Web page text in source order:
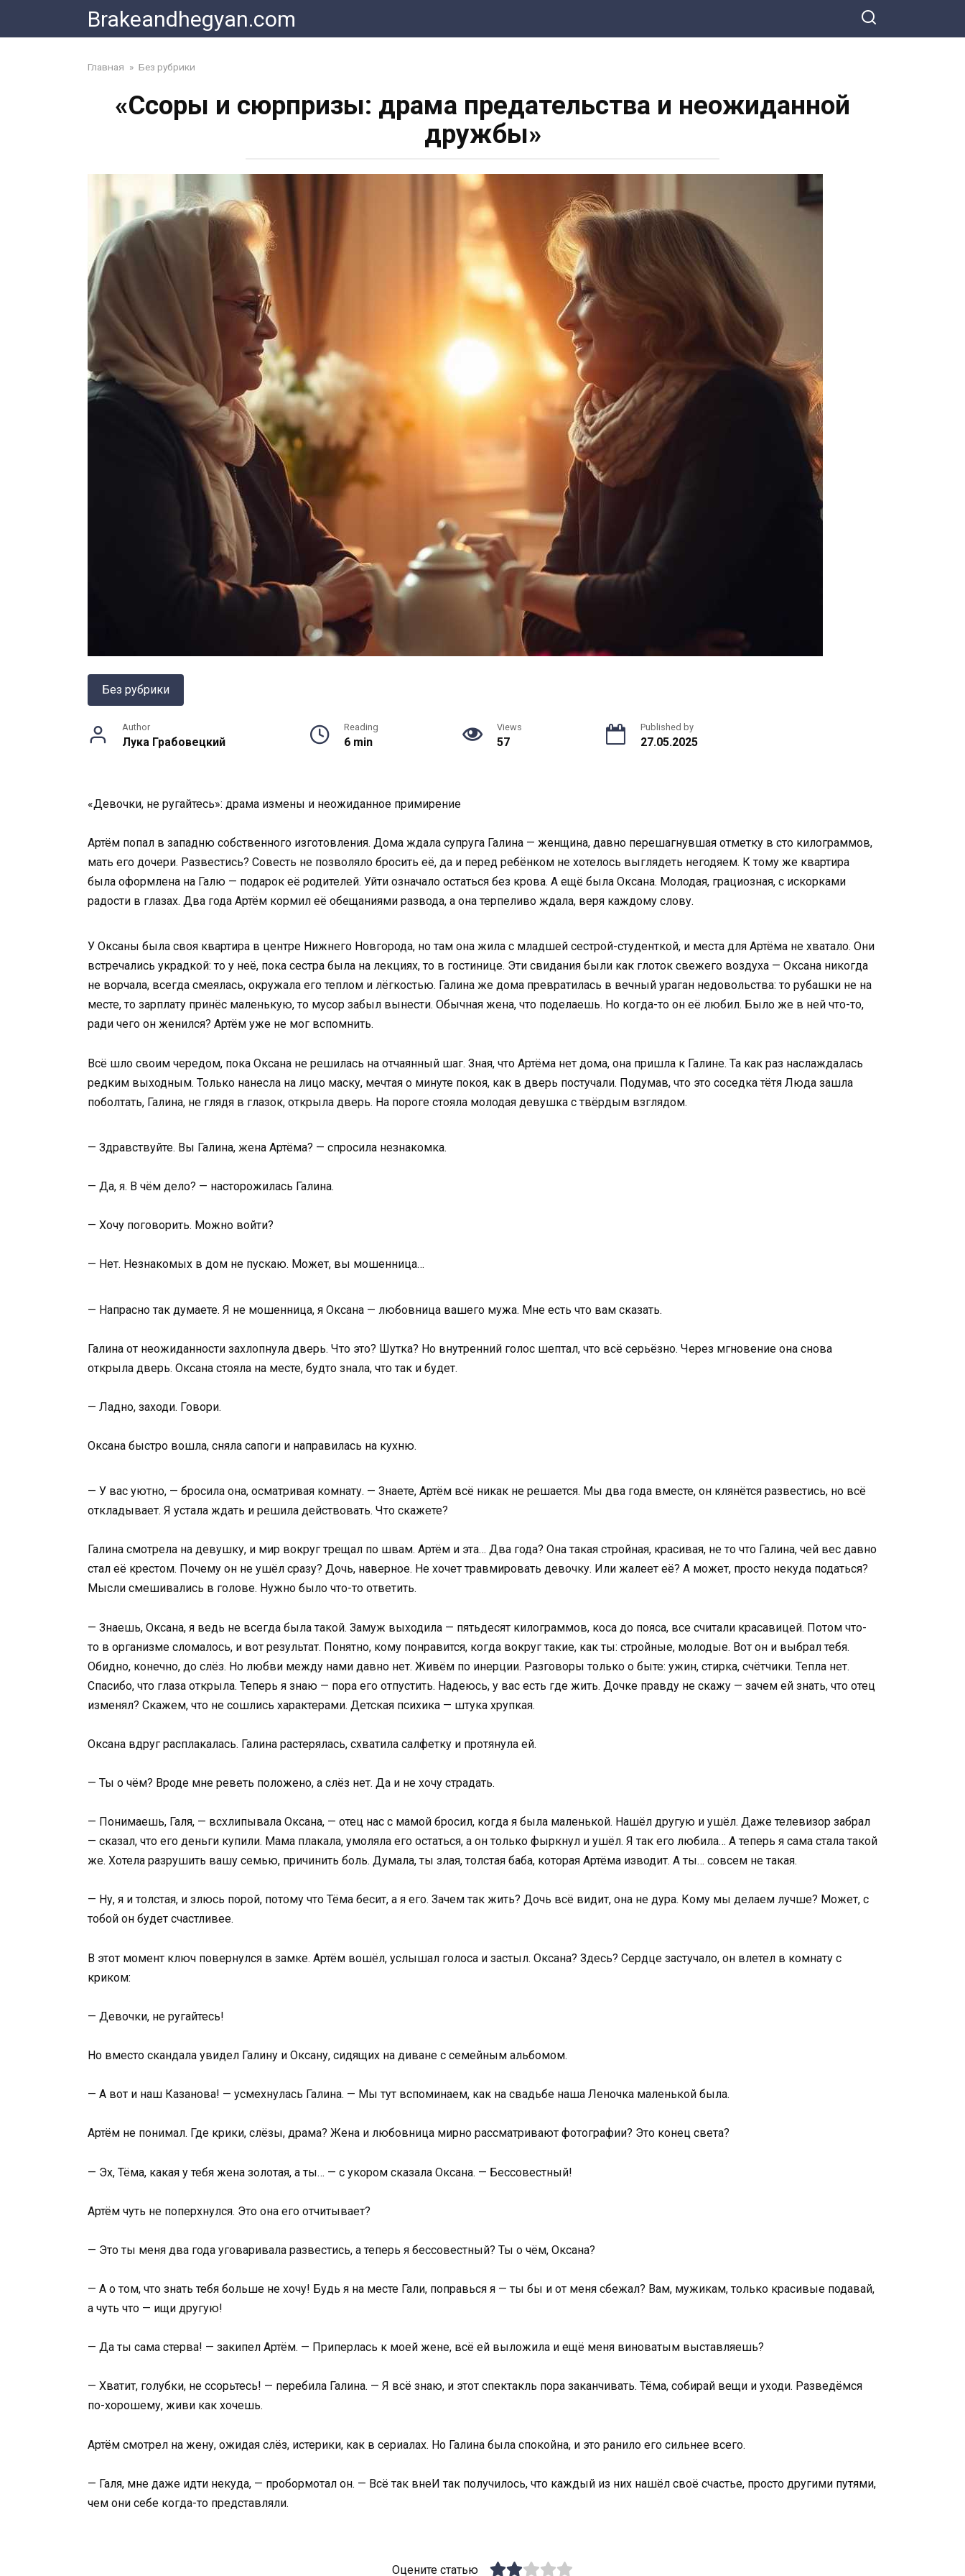
content
Brakeandhegyan.com
Главная » Без рубрики
«Ссоры и сюрпризы: драма предательства и неожиданной
дружбы»
Без рубрики
Author
Лука Грабовецкий
Reading
6 min
Views
57
Published by
27.05.2025
«Девочки, не ругайтесь»: драма измены и неожиданное примирение
Артём попал в западню собственного изготовления. Дома ждала супруга Галина — женщина, давно перешагнувшая отметку в сто килограммов,
мать его дочери. Развестись? Совесть не позволяло бросить её, да и перед ребёнком не хотелось выглядеть негодяем. К тому же квартира
была оформлена на Галю — подарок её родителей. Уйти означало остаться без крова. А ещё была Оксана. Молодая, грациозная, с искорками
радости в глазах. Два года Артём кормил её обещаниями развода, а она терпеливо ждала, веря каждому слову.
У Оксаны была своя квартира в центре Нижнего Новгорода, но там она жила с младшей сестрой-студенткой, и места для Артёма не хватало. Они
встречались украдкой: то у неё, пока сестра была на лекциях, то в гостинице. Эти свидания были как глоток свежего воздуха — Оксана никогда
не ворчала, всегда смеялась, окружала его теплом и лёгкостью. Галина же дома превратилась в вечный ураган недовольства: то рубашки не на
месте, то зарплату принёс маленькую, то мусор забыл вынести. Обычная жена, что поделаешь. Но когда-то он её любил. Было же в ней что-то,
ради чего он женился? Артём уже не мог вспомнить.
Всё шло своим чередом, пока Оксана не решилась на отчаянный шаг. Зная, что Артёма нет дома, она пришла к Галине. Та как раз наслаждалась
редким выходным. Только нанесла на лицо маску, мечтая о минуте покоя, как в дверь постучали. Подумав, что это соседка тётя Люда зашла
поболтать, Галина, не глядя в глазок, открыла дверь. На пороге стояла молодая девушка с твёрдым взглядом.
— Здравствуйте. Вы Галина, жена Артёма? — спросила незнакомка.
— Да, я. В чём дело? — насторожилась Галина.
— Хочу поговорить. Можно войти?
— Нет. Незнакомых в дом не пускаю. Может, вы мошенница…
— Напрасно так думаете. Я не мошенница, я Оксана — любовница вашего мужа. Мне есть что вам сказать.
Галина от неожиданности захлопнула дверь. Что это? Шутка? Но внутренний голос шептал, что всё серьёзно. Через мгновение она снова
открыла дверь. Оксана стояла на месте, будто знала, что так и будет.
— Ладно, заходи. Говори.
Оксана быстро вошла, сняла сапоги и направилась на кухню.
— У вас уютно, — бросила она, осматривая комнату. — Знаете, Артём всё никак не решается. Мы два года вместе, он клянётся развестись, но всё
откладывает. Я устала ждать и решила действовать. Что скажете?
Галина смотрела на девушку, и мир вокруг трещал по швам. Артём и эта… Два года? Она такая стройная, красивая, не то что Галина, чей вес давно
стал её крестом. Почему он не ушёл сразу? Дочь, наверное. Не хочет травмировать девочку. Или жалеет её? А может, просто некуда податься?
Мысли смешивались в голове. Нужно было что-то ответить.
— Знаешь, Оксана, я ведь не всегда была такой. Замуж выходила — пятьдесят килограммов, коса до пояса, все считали красавицей. Потом что-
то в организме сломалось, и вот результат. Понятно, кому понравится, когда вокруг такие, как ты: стройные, молодые. Вот он и выбрал тебя.
Обидно, конечно, до слёз. Но любви между нами давно нет. Живём по инерции. Разговоры только о быте: ужин, стирка, счётчики. Тепла нет.
Спасибо, что глаза открыла. Теперь я знаю — пора его отпустить. Надеюсь, у вас есть где жить. Дочке правду не скажу — зачем ей знать, что отец
изменял? Скажем, что не сошлись характерами. Детская психика — штука хрупкая.
Оксана вдруг расплакалась. Галина растерялась, схватила салфетку и протянула ей.
— Ты о чём? Вроде мне реветь положено, а слёз нет. Да и не хочу страдать.
— Понимаешь, Галя, — всхлипывала Оксана, — отец нас с мамой бросил, когда я была маленькой. Нашёл другую и ушёл. Даже телевизор забрал
— сказал, что его деньги купили. Мама плакала, умоляла его остаться, а он только фыркнул и ушёл. Я так его любила… А теперь я сама стала такой
же. Хотела разрушить вашу семью, причинить боль. Думала, ты злая, толстая баба, которая Артёма изводит. А ты… совсем не такая.
— Ну, я и толстая, и злюсь порой, потому что Тёма бесит, а я его. Зачем так жить? Дочь всё видит, она не дура. Кому мы делаем лучше? Может, с
тобой он будет счастливее.
В этот момент ключ повернулся в замке. Артём вошёл, услышал голоса и застыл. Оксана? Здесь? Сердце застучало, он влетел в комнату с
криком:
— Девочки, не ругайтесь!
Но вместо скандала увидел Галину и Оксану, сидящих на диване с семейным альбомом.
— А вот и наш Казанова! — усмехнулась Галина. — Мы тут вспоминаем, как на свадьбе наша Леночка маленькой была.
Артём не понимал. Где крики, слёзы, драма? Жена и любовница мирно рассматривают фотографии? Это конец света?
— Эх, Тёма, какая у тебя жена золотая, а ты… — с укором сказала Оксана. — Бессовестный!
Артём чуть не поперхнулся. Это она его отчитывает?
— Это ты меня два года уговаривала развестись, а теперь я бессовестный? Ты о чём, Оксана?
— А о том, что знать тебя больше не хочу! Будь я на месте Гали, поправься я — ты бы и от меня сбежал? Вам, мужикам, только красивые подавай,
а чуть что — ищи другую!
— Да ты сама стерва! — закипел Артём. — Приперлась к моей жене, всё ей выложила и ещё меня виноватым выставляешь?
— Хватит, голубки, не ссорьтесь! — перебила Галина. — Я всё знаю, и этот спектакль пора заканчивать. Тёма, собирай вещи и уходи. Разведёмся
по-хорошему, живи как хочешь.
Артём смотрел на жену, ожидая слёз, истерики, как в сериалах. Но Галина была спокойна, и это ранило его сильнее всего.
— Галя, мне даже идти некуда, — пробормотал он. — Всё так внеИ так получилось, что каждый из них нашёл своё счастье, просто другими путями,
чем они себе когда-то представляли.
Оцените статью